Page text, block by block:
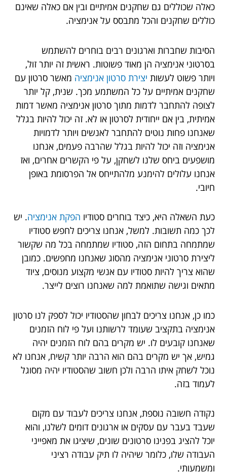
כאלה שכוללים גם שחקנים אמיתיים ובין אם כאלה שאינם
כוללים שחקנים והכל מתבסס על אנימציה.
הסיבות שחברות וארגונים רבים בוחרים להשתמש
בסרטוני אנימציה הן מאוד פשוטות. ראשית זה יותר זול,
ויותר פשוט לעשות יצירת סרטון אנימציה מאשר סרטון עם
שחקנים אמיתיים על כל המשתמע מכך. שנית, קל יותר
לצופה להתחבר לדמות מתוך סרטון אנימציה מאשר דמות
אמיתית, בין אם ייחודית לסרטון או לא. זה יכול להיות בגלל
שאנחנו פחות נוטים להתחבר לאנשים ויותר לדמויות
אנימציה וזה יכול להיות בגלל שהרבה פעמים, אנחנו
מושפעים ביחס שלנו לשחקן, על פי הקשרים אחרים, ואז
אנחנו עלולים להימנע מלהתייחס אל הפרסומת באופן
חיובי.
כעת השאלה היא, כיצד בוחרים סטודיו הפקת אנימציה. יש
לכך כמה תשובות. למשל, אנחנו צריכים לחפש סטודיו
שמתמחה בתחום הזה, סטודיו שמתמחה בכל מה שקשור
ליצירת סרטוני אנימציה מהסוג שאנחנו מחפשים. כמובן
שהוא צריך להיות סטודיו עם אנשי מקצוע מנוסים, ציוד
מתאים וגישה שתואמת למה שאנחנו רוצים לייצר.
כמו כן, אנחנו צריכים לבחון שהסטודיו יכול לספק לנו סרטון
אנימציה בתקציב שעומד לרשותנו ועל פי לוח הזמנים
שאנחנו קובעים לו. יש מקרים בהם לוח הזמנים יהיה
גמיש, אך יש מקרים בהם הוא הרבה יותר קשיח, אנחנו לא
נוכל לשחק איתו הרבה ולכן חשוב שהסטודיו יהיה מסוגל
לעמוד בזה.
נקודה חשובה נוספת, אנחנו צריכים לעבוד עם מקום
שעבד בעבר עם עסקים או ארגונים דומים לשלנו, והוא
יוכל להציג בפנינו סרטונים שונים, שיציגו את מאפייני
העבודה שלו, כלומר שיהיה לו תיק עבודה רציני
ומשמעותי.